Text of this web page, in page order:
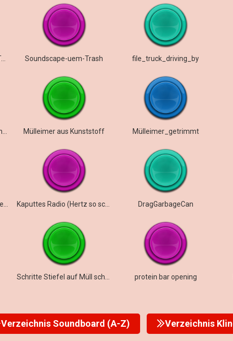
SammelnMüllAufräumenTabelle Soundscape-uem-Trash file_truck_driving_by
Mülleimer aus Kunststoff Mülleimer_getrimmt
Kaputtes Radio (Hertz so schlecht) DragGarbageCan
protein bar opening
Verzeichnis Soundboard (A-Z) Verzeichnis